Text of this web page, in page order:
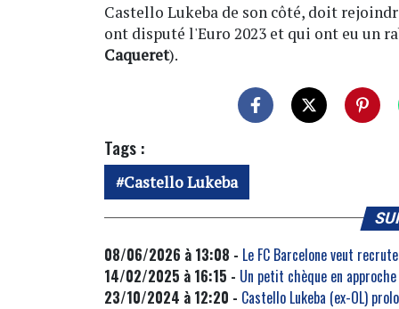
Castello Lukeba de son côté, doit
ont disputé l'Euro 2023 et qui ont eu un
Caqueret).
Tags :
Castello Lukeba
08/06/2026 à 13:08 - Le FC Barcelone veut
14/02/2025 à 16:15 - Un petit chèque en
23/10/2024 à 12:20 - Castello Lukeba (ex-OL)